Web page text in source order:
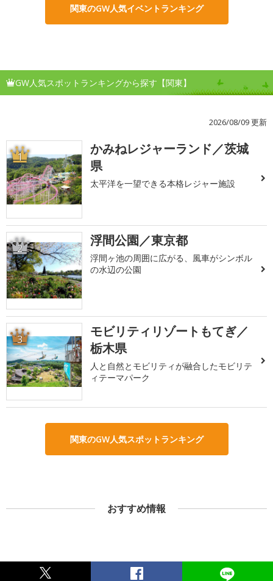
関東のGW人気イベントランキング
GW人気スポットランキングから探す【関東】
2026/08/09 更新
1
かみねレジャーランド／茨城
県
太平洋を一望できる本格レジャー施設
2 浮間公園／東京都
浮間ヶ池の周囲に広がる、風車がシンボル
の水辺の公園
3
モビリティリゾートもてぎ／
栃木県
人と自然とモビリティが融合したモビリテ
ィテーマパーク
関東のGW人気スポットランキング
おすすめ情報